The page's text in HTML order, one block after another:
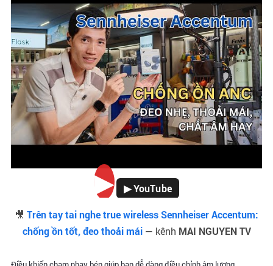
▶ ▶ YouTube
🎥 Trên tay tai nghe true wireless Sennheiser Accentum:
chống ồn tốt, đeo thoải mái— kênh MAI NGUYEN TV